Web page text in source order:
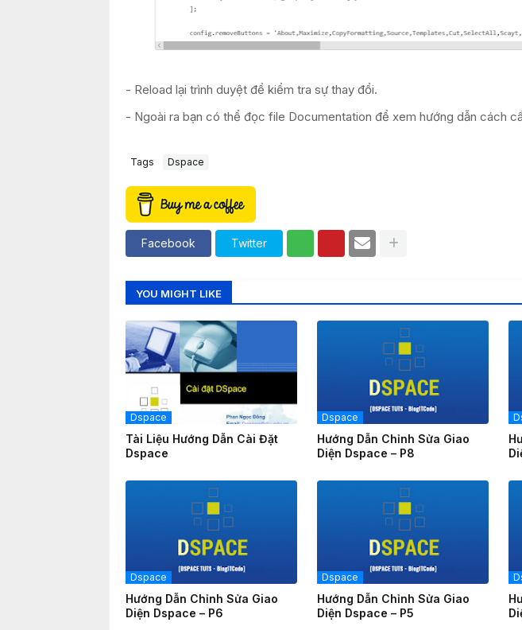
- Reload lại trình duyệt để kiểm tra sự thay đổi.
- Ngoài ra bạn có thể đọc file Documentation để xem hướng dẫn cách
Tags Dspace
Facebook Twitter
YOU MIGHT LIKE
Dspace
Tài Liệu Hướng Dẫn Cài Đặt
Dspace
Dspace
Hướng Dẫn Chỉnh Sửa Giao
Diện Dspace – P8
Dspace
Hướng Dẫn Chỉnh Sửa Giao
Diện Dspace – P6
Dspace
Hướng Dẫn Chỉnh Sửa Giao
Diện Dspace – P5